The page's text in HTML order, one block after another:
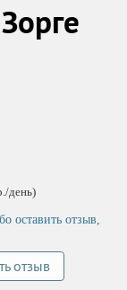
день)
оставить отзыв,
отзыв